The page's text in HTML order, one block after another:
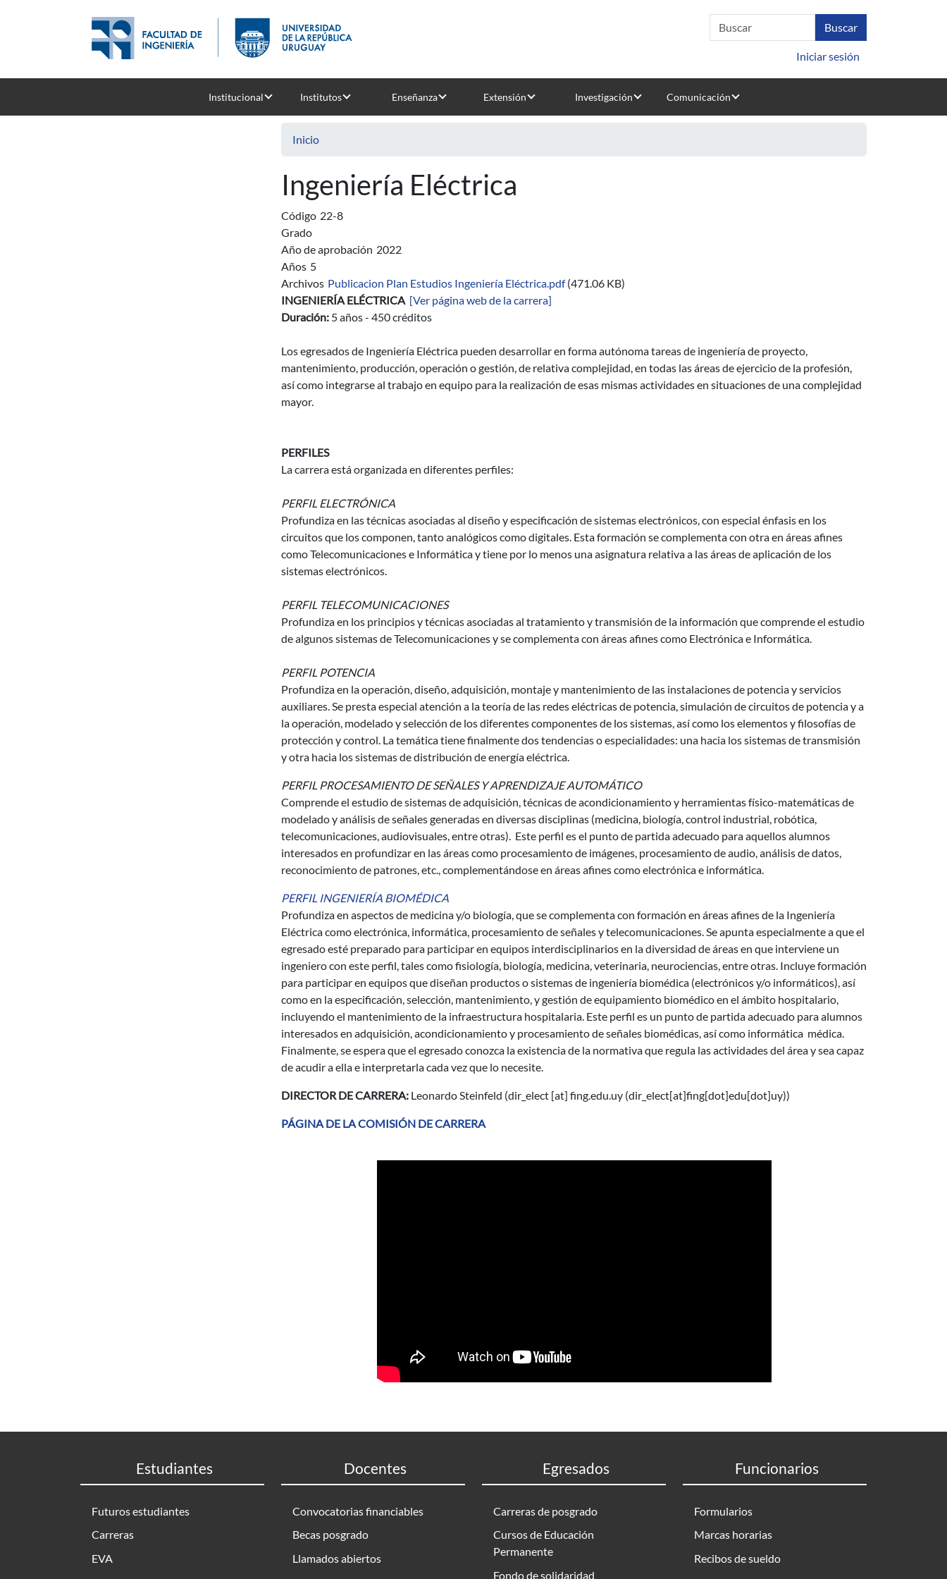
Iniciar sesión
Institucional Institutos Enseñanza Extensión Investigación Comunicación
Inicio
Ingeniería Eléctrica
Código 22-8
Grado
Año de aprobación 2022
Años 5
Archivos Publicacion Plan Estudios Ingeniería Eléctrica.pdf (471.06 KB)
INGENIERÍA ELÉCTRICA [Ver página web de la carrera]
Duración: 5 años - 450 créditos
Los egresados de Ingeniería Eléctrica pueden desarrollar en forma autónoma tareas de ingeniería de proyecto,
mantenimiento, producción, operación o gestión, de relativa complejidad, en todas las áreas de ejercicio de la profesión,
así como integrarse al trabajo en equipo para la realización de esas mismas actividades en situaciones de una complejidad
mayor.
PERFILES
La carrera está organizada en diferentes perfiles:
PERFIL ELECTRÓNICA
Profundiza en las técnicas asociadas al diseño y especificación de sistemas electrónicos, con especial énfasis en los
circuitos que los componen, tanto analógicos como digitales. Esta formación se complementa con otra en áreas afines
como Telecomunicaciones e Informática y tiene por lo menos una asignatura relativa a las áreas de aplicación de los
sistemas electrónicos.
PERFIL TELECOMUNICACIONES
Profundiza en los principios y técnicas asociadas al tratamiento y transmisión de la información que comprende el estudio
de algunos sistemas de Telecomunicaciones y se complementa con áreas afines como Electrónica e Informática.
PERFIL POTENCIA
Profundiza en la operación, diseño, adquisición, montaje y mantenimiento de las instalaciones de potencia y servicios
auxiliares. Se presta especial atención a la teoría de las redes eléctricas de potencia, simulación de circuitos de potencia y a
la operación, modelado y selección de los diferentes componentes de los sistemas, así como los elementos y filosofías de
protección y control. La temática tiene finalmente dos tendencias o especialidades: una hacia los sistemas de transmisión
y otra hacia los sistemas de distribución de energía eléctrica.
PERFIL PROCESAMIENTO DE SEÑALES Y APRENDIZAJE AUTOMÁTICO
Comprende el estudio de sistemas de adquisición, técnicas de acondicionamiento y herramientas físico-matemáticas de
modelado y análisis de señales generadas en diversas disciplinas (medicina, biología, control industrial, robótica,
telecomunicaciones, audiovisuales, entre otras). Este perfil es el punto de partida adecuado para aquellos alumnos
interesados en profundizar en las áreas como procesamiento de imágenes, procesamiento de audio, análisis de datos,
reconocimiento de patrones, etc., complementándose en áreas afines como electrónica e informática.
PERFIL INGENIERÍA BIOMÉDICA
Profundiza en aspectos de medicina y/o biología, que se complementa con formación en áreas afines de la Ingeniería
Eléctrica como electrónica, informática, procesamiento de señales y telecomunicaciones. Se apunta especialmente a que el
egresado esté preparado para participar en equipos interdisciplinarios en la diversidad de áreas en que interviene un
ingeniero con este perfil, tales como fisiología, biología, medicina, veterinaria, neurociencias, entre otras. Incluye formación
para participar en equipos que diseñan productos o sistemas de ingeniería biomédica (electrónicos y/o informáticos), así
como en la especificación, selección, mantenimiento, y gestión de equipamiento biomédico en el ámbito hospitalario,
incluyendo el mantenimiento de la infraestructura hospitalaria. Este perfil es un punto de partida adecuado para alumnos
interesados en adquisición, acondicionamiento y procesamiento de señales biomédicas, así como informática médica.
Finalmente, se espera que el egresado conozca la existencia de la normativa que regula las actividades del área y sea capaz
de acudir a ella e interpretarla cada vez que lo necesite.
DIRECTOR DE CARRERA: Leonardo Steinfeld (dir_elect [at] fing.edu.uy (dir_elect[at]fing[dot]edu[dot]uy))
PÁGINA DE LA COMISIÓN DE CARRERA
Estudiantes
Futuros estudiantes
Carreras
EVA
Docentes
Convocatorias financiables
Becas posgrado
Llamados abiertos
Egresados
Carreras de posgrado
Cursos de Educación
Permanente
Fondo de solidaridad
Funcionarios
Formularios
Marcas horarias
Recibos de sueldo